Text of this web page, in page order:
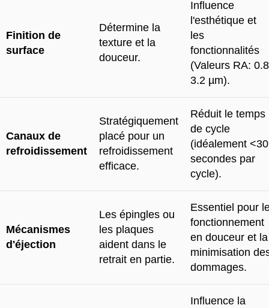
Finition de
surface
Détermine la
texture et la
douceur.
Influence
l'esthétique et
les
fonctionnalités
(Valeurs RA:
3.2 µm).
Canaux de
refroidissement
Stratégiquement
placé pour un
refroidissement
efficace.
Réduit le temps
de cycle
(idéalement <30
secondes par
cycle).
Mécanismes
d'éjection
Les épingles ou
les plaques
aident dans le
retrait en partie.
Essentiel pour
fonctionnement
en douceur et la
minimisation
dommages.
Influence la